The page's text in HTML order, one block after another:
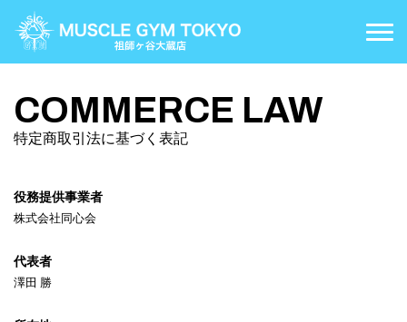
PRICE 料金案内
FLOOR MAP
CONTACT
COMMERCE LAW
特定商取引法に基づく表記
役務提供事業者
株式会社同心会
代表者
澤田 勝